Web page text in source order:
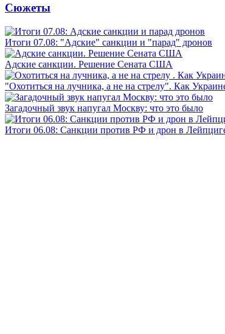
Сюжеты
Итоги 07.08: "Адские" санкции и "парад" дронов
Адские санкции. Решение Сената США
"Охотиться на лучника, а не на стрелу". Как
Загадочный звук напугал Москву: что это было
Итоги 06.08: Санкции против РФ и дрон в